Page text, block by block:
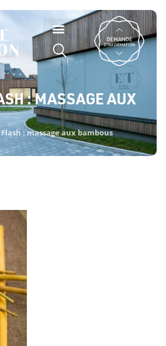
: MASSAGE AUX
Flash : massage aux bambous